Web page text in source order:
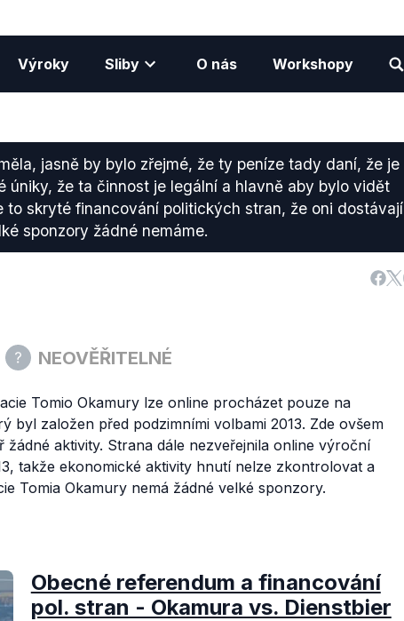
Výroky Sliby O nás Workshopy
jasně by bylo zřejmé, že ty peníze tady daní, že je
úniky, že ta činnost je legální a hlavně aby bylo vidět
to skryté financování politických stran, že oni dostávají
sponzory žádné nemáme.
NEOVĚŘITELNÉ
Tomio Okamury lze online procházet pouze na
byl založen před podzimními volbami 2013. Zde ovšem
žádné aktivity. Strana dále nezveřejnila online výroční
takže ekonomické aktivity hnutí nelze zkontrolovat a
Tomia Okamury nemá žádné velké sponzory.
Obecné referendum a financování
pol. stran - Okamura vs. Dienstbier